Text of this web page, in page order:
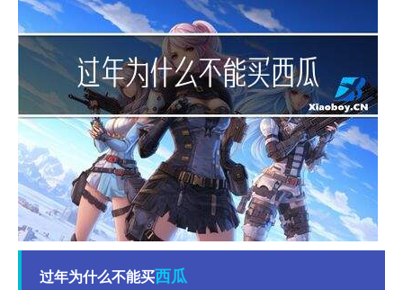
过年为什么不能买西瓜